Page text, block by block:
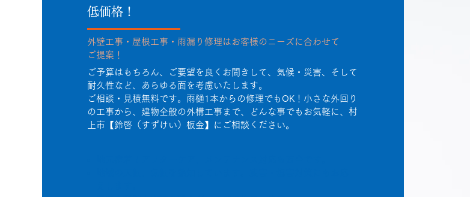
低価格！
外壁工事・屋根工事・雨漏り修理はお客様のニーズに合わせて
ご提案！
ご予算はもちろん、ご要望を良くお聞きして、気候・災害、そして
耐久性など、あらゆる面を考慮いたします。
ご相談・見積無料です。雨樋1本からの修理でもOK！小さな外回り
の工事から、建物全般の外構工事まで、どんな事でもお気軽に、村
上市【鈴啓（すずけい）板金】にご相談ください。